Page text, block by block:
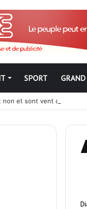
SPORT
et sont vent debout